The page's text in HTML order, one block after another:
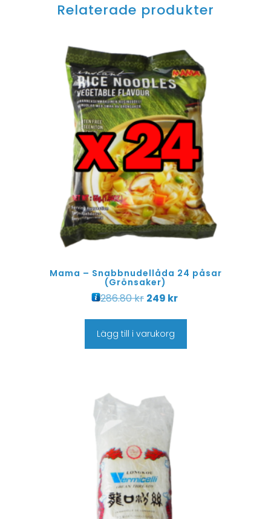
Relaterade produkter
Mama – Snabbnudellåda 24 påsar
(Grönsaker)
286.80kr 249 kr
Lägg till i varukorg